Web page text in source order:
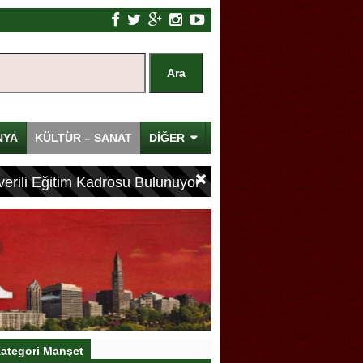
KÜLTÜR – SANAT DİĞER
Eğitim Kadrosu Bulunuyor
Manşet